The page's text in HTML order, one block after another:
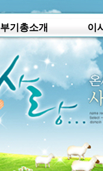
부기총소개 이